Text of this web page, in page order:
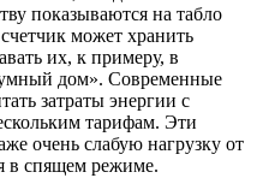
показываются на табло
может хранить
их, к примеру, в
дом». Современные
затраты энергии с
тарифам. Эти
очень слабую нагрузку от
в спящем режиме.